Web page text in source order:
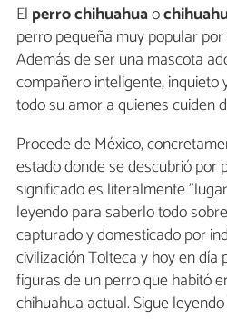
El perrochihuahuao
perro pequeña muy popular
Además de ser una mascota
compañero inteligente, inquieto
todo su amor a quienes cuiden
Procede de México,
estado donde se descubrió por
significado es literalmente
leyendo para saberlo todo
capturado y domesticado por
civilización Tolteca y hoy en
figuras de un perro que habitó
chihuahua actual. Sigue